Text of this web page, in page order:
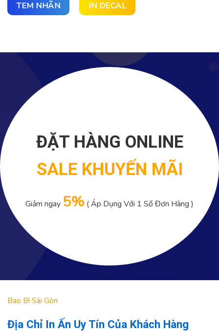
TEM NHÃN IN DECAL
ĐẶT HÀNG ONLINE
SALE KHUYẾN MÃI
Giảm ngay 5% ( Áp Dụng Với 1 Số Đơn Hàng )
Bao Bì Sài Gòn
Địa Chỉ In Ấn Uy Tín Của Khách Hàng